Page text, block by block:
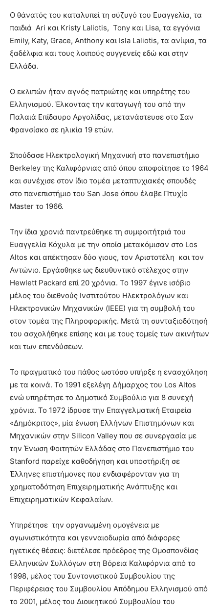
Ο θάνατός του καταλυπεί τη σύζυγό του Ευαγγελία, τα
παιδιά Ari και Kristy Laliotis, Tony και Lisa, τα εγγόνια
Emily, Katy, Grace, Anthony και Isla Laliotis, τα ανίψια, τα
ξαδέλφια και τους λοιπούς συγγενείς εδώ και στην
Ελλάδα.
Ο εκλιπών ήταν αγνός πατριώτης και υπηρέτης του
Ελληνισμού. Έλκοντας την καταγωγή του από την
Παλαιά Επίδαυρο Αργολίδας, μετανάστευσε στο Σαν
Φρανσίσκο σε ηλικία 19 ετών.
Σπούδασε Ηλεκτρολογική Μηχανική στο πανεπιστήμιο
Berkeley της Καλιφόρνιας από όπου αποφοίτησε το 1964
και συνέχισε στον ίδιο τομέα μεταπτυχιακές σπουδές
στο πανεπιστήμιο του San Jose όπου έλαβε Πτυχίο
Master το 1966.
Την ίδια χρονιά παντρεύθηκε τη συμφοιτήτριά του
Ευαγγελία Κόχυλα με την οποία μετακόμισαν στο Los
Altos και απέκτησαν δύο γιους, τον Αριστοτέλη και τον
Αντώνιο. Εργάσθηκε ως διευθυντικό στέλεχος στην
Hewlett Packard επί 20 χρόνια. Το 1997 έγινε ισόβιο
μέλος του διεθνούς Ινστιτούτου Ηλεκτρολόγων και
Ηλεκτρονικών Μηχανικών (ΙΕΕΕ) για τη συμβολή του
στον τομέα της Πληροφορικής. Μετά τη συνταξιοδότησή
του ασχολήθηκε επίσης και με τους τομείς των ακινήτων
και των επενδύσεων.
Το πραγματικό του πάθος ωστόσο υπήρξε η ενασχόληση
με τα κοινά. Το 1991 εξελέγη Δήμαρχος του Los Altos
ενώ υπηρέτησε το Δημοτικό Συμβούλιο για 8 συνεχή
χρόνια. Το 1972 ίδρυσε την Επαγγελματική Εταιρεία
«Δημόκριτος», μία ένωση Ελλήνων Επιστημόνων και
Μηχανικών στην Silicon Valley που σε συνεργασία με
την Ένωση Φοιτητών Ελλάδας στο Πανεπιστήμιο του
Stanford παρείχε καθοδήγηση και υποστήριξη σε
Έλληνες επιστήμονες που ενδιαφέρονταν για τη
χρηματοδότηση Επιχειρηματικής Ανάπτυξης και
Επιχειρηματικών Κεφαλαίων.
Υπηρέτησε την οργανωμένη ομογένεια με
αγωνιστικότητα και γενναιοδωρία από διάφορες
ηγετικές θέσεις: διετέλεσε πρόεδρος της Ομοσπονδίας
Ελληνικών Συλλόγων στη Βόρεια Καλιφόρνια από το
1998, μέλος του Συντονιστικού Συμβουλίου της
Περιφέρειας του Συμβουλίου Απόδημου Ελληνισμού από
το 2001, μέλος του Διοικητικού Συμβουλίου του